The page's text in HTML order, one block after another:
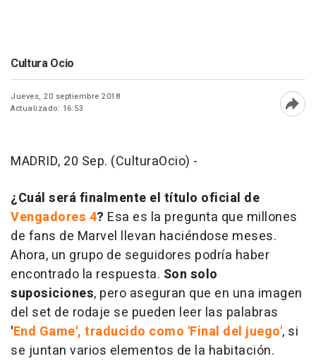
Cultura Ocio
Jueves, 20 septiembre 2018
Actualizado: 16:53
MADRID, 20 Sep. (CulturaOcio) -
¿Cuál será finalmente el título oficial de
Vengadores 4? Esa es la pregunta que millones
de fans de Marvel llevan haciéndose meses.
Ahora, un grupo de seguidores podría haber
encontrado la respuesta. Son solo
suposiciones, pero aseguran que en una imagen
del set de rodaje se pueden leer las palabras
'End Game', traducido como 'Final del juego', si
se juntan varios elementos de la habitación.